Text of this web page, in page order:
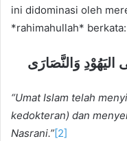
ini didominasi oleh
*rahimahullah* berkata:
“Umat Islam telah
kedokteran) dan
Nasrani.”[2]